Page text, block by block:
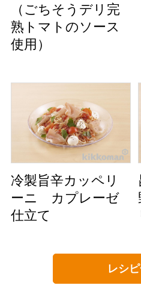
（ごちそうデリ完
熟トマトのソース
使用）
冷製旨辛カッペリ
ーニ カプレーゼ
仕立て
レシ